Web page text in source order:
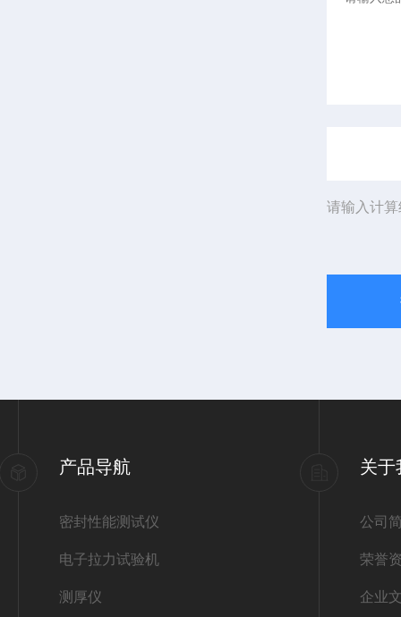
请输入计
产品导航
密封性能测试仪
电子拉力试验机
测厚仪
关于
公司
荣誉
企业